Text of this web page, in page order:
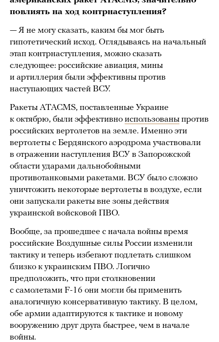
повлиять на ход контрнаступления?
— Я не могу сказать, каким бы мог быть
гипотетический исход. Оглядываясь на начальный
этап контрнаступления, можно сказать
следующее: российские авиация, мины
и артиллерия были эффективны против
наступающих частей ВСУ.
Ракеты ATACMS, поставленные Украине
к октябрю, были эффективно использованы против
российских вертолетов на земле. Именно эти
вертолеты с Бердянского аэродрома участвовали
в отражении наступления ВСУ в Запорожской
области ударами дальнобойными
противотанковыми ракетами. ВСУ было сложно
уничтожить некоторые вертолеты в воздухе, если
они запускали ракеты вне зоны действия
украинской войсковой ПВО.
Вообще, за прошедшее с начала войны время
российские Воздушные силы России изменили
тактику и теперь избегают подлетать слишком
близко к украинским ПВО. Логично
предположить, что при столкновении
с самолетами F-16 они могли бы применить
аналогичную консервативную тактику. В целом,
обе армии адаптируются к тактике и новому
вооружению друг друга быстрее, чем в начале
войны.